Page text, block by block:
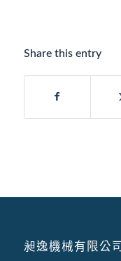
Share this entry
昶逸機械有限公司